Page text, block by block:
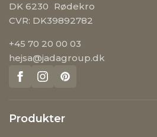
DK 6230 Rødekro
CVR: DK39892782
+45 70 20 00 03
hejsa@jadagroup.dk
Produkter